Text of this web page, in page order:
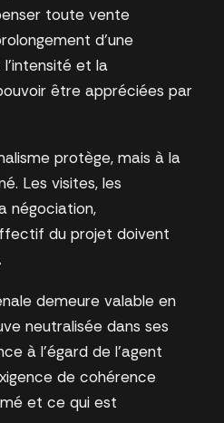
toute vente
d’une
et la
être appréciées par
protège, mais à la
Les visites, les
négociation,
du projet doivent
demeure valable en
neutralisée dans ses
à l’égard de l’agent
de cohérence
et ce qui est